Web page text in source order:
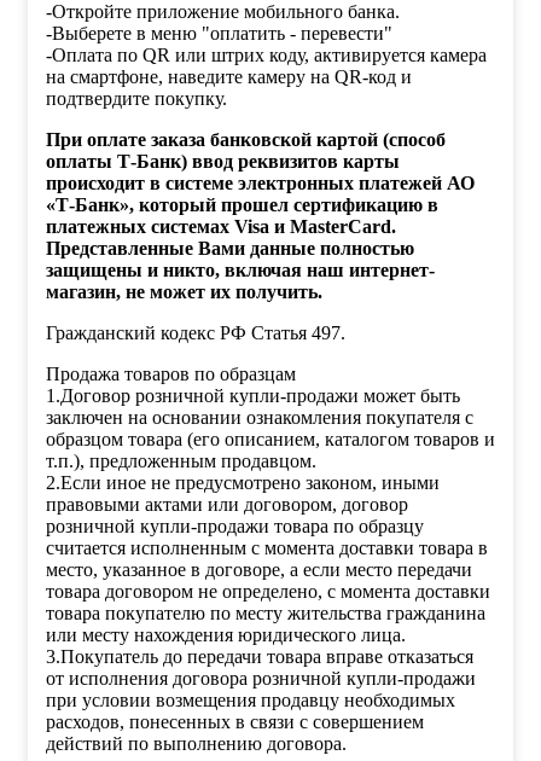
-Откройте приложение мобильного банка.
-Выберете в меню "оплатить - перевести"
-Оплата по QR или штрих коду, активируется камера
на смартфоне, наведите камеру на QR-код и
подтвердите покупку.
При оплате заказа банковской картой (способ
оплаты Т-Банк) ввод реквизитов карты
происходит в системе электронных платежей АО
«Т-Банк», который прошел сертификацию в
платежных системах Visa и MasterCard.
Представленные Вами данные полностью
защищены и никто, включая наш интернет-
магазин, не может их получить.
Гражданский кодекс РФ Статья 497.
Продажа товаров по образцам
1.Договор розничной купли-продажи может быть
заключен на основании ознакомления покупателя с
образцом товара (его описанием, каталогом товаров и
т.п.), предложенным продавцом.
2.Если иное не предусмотрено законом, иными
правовыми актами или договором, договор
розничной купли-продажи товара по образцу
считается исполненным с момента доставки товара в
место, указанное в договоре, а если место передачи
товара договором не определено, с момента доставки
товара покупателю по месту жительства гражданина
или месту нахождения юридического лица.
3.Покупатель до передачи товара вправе отказаться
от исполнения договора розничной купли-продажи
при условии возмещения продавцу необходимых
расходов, понесенных в связи с совершением
действий по выполнению договора.